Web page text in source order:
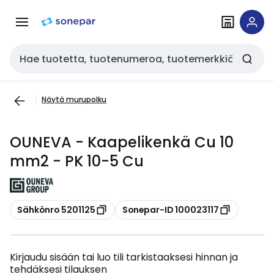
navigointiinsisältöön
Haku
Näytä murupolku
OUNEVA - Kaapelikenkä Cu 10
mm2 - PK 10-5 Cu
Kopioi
Sähkönro 5201125 Kopioi
Sonepar-ID 100023117
Kirjaudu sisään tai luo tili tarkistaaksesi hinnan ja
tehdäksesi tilauksen